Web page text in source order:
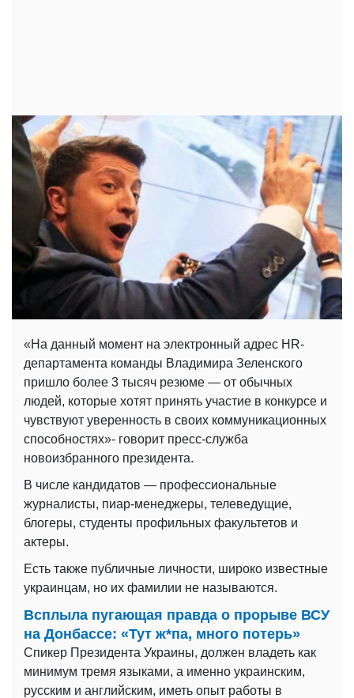
«На данный момент на электронный адрес HR-
департамента команды Владимира Зеленского
пришло более 3 тысяч резюме — от обычных
людей, которые хотят принять участие в конкурсе и
чувствуют уверенность в своих коммуникационных
способностях»- говорит пресс-служба
новоизбранного президента.
В числе кандидатов — профессиональные
журналисты, пиар-менеджеры, телеведущие,
блогеры, студенты профильных факультетов и
актеры.
Есть также публичные личности, широко известные
украинцам, но их фамилии не называются.
Всплыла пугающая правда о прорыве ВСУ
на Донбассе: «Тут ж*па, много потерь»
Спикер Президента Украины, должен владеть как
минимум тремя языками, а именно украинским,
русским и английским, иметь опыт работы в